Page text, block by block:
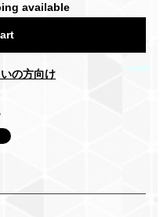
available
の方向け